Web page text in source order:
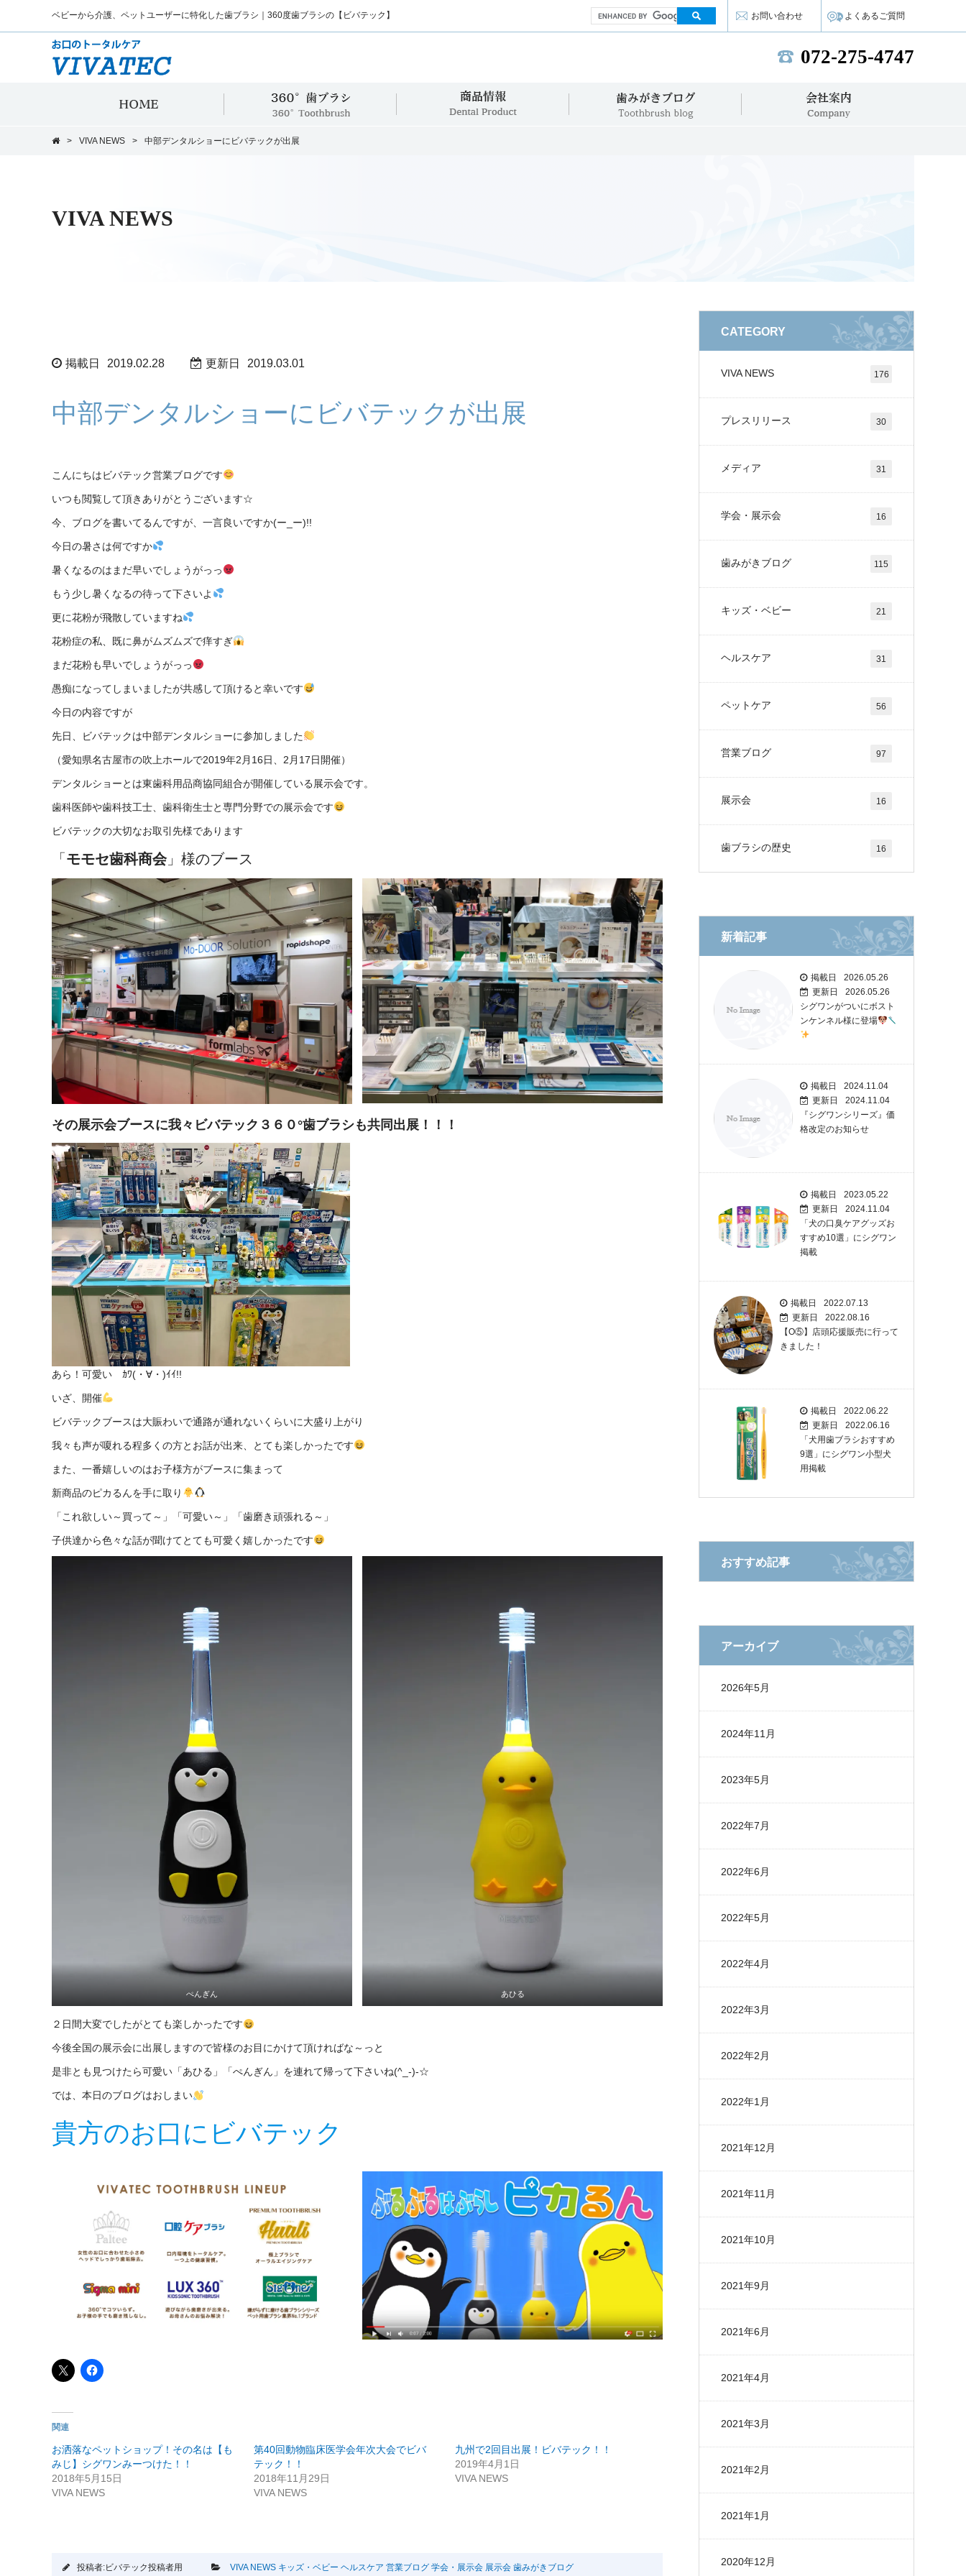
ベビーから介護、ペットユーザーに特化した歯ブラシ｜360度歯ブラシの【ビバテック】 お問い合わせ よくあるご質問
TEL:
072-275-4747
360°歯ブラシ
360°Toothbrush
商品情報
Dental Product
歯みがきブログ
> VIVA NEWS > 中部デンタルショーにビバテックが出展
VIVA NEWS
掲載日 2019.02.28 更新日 2019.03.01
中部デンタルショーにビバテックが出展
こんにちはビバテック営業ブログです
いつも閲覧して頂きありがとうございます☆
今、ブログを書いてるんですが、一言良いですか(ー_ー)!!
今日の暑さは何ですか
暑くなるのはまだ早いでしょうがっっ
もう少し暑くなるの待って下さいよ
更に花粉が飛散していますね
花粉症の私、既に鼻がムズムズで痒すぎ
まだ花粉も早いでしょうがっっ
愚痴になってしまいましたが共感して頂けると幸いです
今日の内容ですが
先日、ビバテックは中部デンタルショーに参加しました
（愛知県名古屋市の吹上ホールで2019年2月16日、2月17日開催）
デンタルショーとは東歯科用品商協同組合が開催している展示会です。
歯科医師や歯科技工士、歯科衛生士と専門分野での展示会です
ビバテックの大切なお取引先様であります
「 モモセ歯科商会」様のブース
その展示会ブースに我々ビバテック３６０°歯ブラシも共同出展！！！
あら！可愛い ｶﾜ(・∀・)ｲｲ!!
いざ、開催
ビバテックブースは大賑わいで通路が通れないくらいに大盛り上がり
我々も声が嗄れる程多くの方とお話が出来、とても楽しかったです
また、一番嬉しいのはお子様方がブースに集まって
新商品のピカるんを手に取り
「これ欲しい～買って～」「可愛い～」「歯磨き頑張れる～」
子供達から色々な話が聞けてとても可愛く嬉しかったです
ぺんぎん あひる
２日間大変でしたがとても楽しかったです
今後全国の展示会に出展しますので皆様のお目にかけて頂ければな～っと
是非とも見つけたら可愛い「あひる」「ぺんぎん」を連れて帰って下さいね(^_-)-☆
では、本日のブログはおしまい
貴方のお口にビバテック
関連
お洒落なペットショップ！その名は【も
みじ】シグワンみーつけた！！
2018年5月15日
VIVA NEWS
第40回動物臨床医学会年次大会でビバ
テック！！
2018年11月29日
VIVA NEWS
九州で2回目出展！ビバテック！！
2019年4月1日
VIVA NEWS
投稿者:ビバテック投稿者用 VIVA NEWS キッズ・ベビー ヘルスケア 営業ブログ 学会・展示会 展示会 歯みがきブログ
CATEGORY
VIVA NEWS 176
プレスリリース 30
メディア 31
学会・展示会 16
歯みがきブログ 115
キッズ・ベビー 21
ヘルスケア 31
ペットケア 56
営業ブログ 97
展示会 16
歯ブラシの歴史 16
新着記事
掲載日
2026.05.26
更新日
2026.05.26
シグワンがついにボスト
ンケンネル様に登場
掲載日
2024.11.04
更新日
2024.11.04
『シグワンシリーズ』価
格改定のお知らせ
掲載日
2023.05.22
更新日
2024.11.04
「犬の口臭ケアグッズお
すすめ10選」にシグワン
掲載
掲載日
2022.07.13
更新日
2022.08.16
【O⑤】店頭応援販売に行って
きました！
掲載日
2022.06.22
更新日
2022.06.16
「犬用歯ブラシおすすめ
9選」にシグワン小型犬
用掲載
おすすめ記事
アーカイブ
2026年5月
2024年11月
2023年5月
2022年7月
2022年6月
2022年5月
2022年4月
2022年3月
2022年2月
2022年1月
2021年12月
2021年11月
2021年10月
2021年9月
2021年6月
2021年4月
2021年3月
2021年2月
2021年1月
2020年12月